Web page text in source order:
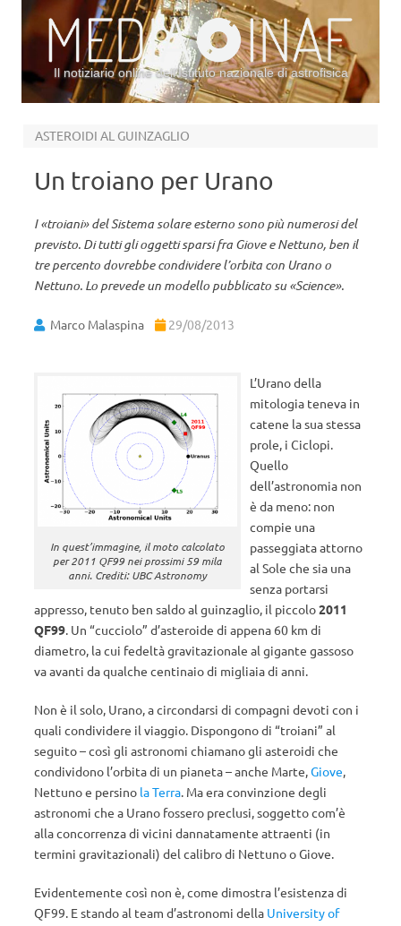
Il notiziario online dell’Istituto nazionale di astrofisica
ASTEROIDI AL GUINZAGLIO
Un troiano per Urano
I «troiani» del Sistema solare esterno sono più numerosi del
previsto. Di tutti gli oggetti sparsi fra Giove e Nettuno, ben il
tre percento dovrebbe condividere l’orbita con Urano o
Nettuno. Lo prevede un modello pubblicato su «Science».
Marco Malaspina 29/08/2013
In quest’immagine, il moto calcolato
per 2011 QF99 nei prossimi 59 mila
anni. Crediti: UBC Astronomy
L’Urano della
mitologia teneva in
catene la sua stessa
prole, i Ciclopi.
Quello
dell’astronomia non
è da meno: non
compie una
passeggiata attorno
al Sole che sia una
senza portarsi
appresso, tenuto ben saldo al guinzaglio, il piccolo2011
QF99. Un “cucciolo” d’asteroide di appena 60 km di
diametro, la cui fedeltà gravitazionale al gigante gassoso
va avanti da qualche centinaio di migliaia di anni.
Non è il solo, Urano, a circondarsi di compagni devoti con i
quali condividere il viaggio. Dispongono di “troiani” al
seguito – così gli astronomi chiamano gli asteroidi che
condividono l’orbita di un pianeta – anche Marte,Giove,
Nettuno e persino la Terra. Ma era convinzione degli
astronomi che a Urano fossero preclusi, soggetto com’è
alla concorrenza di vicini dannatamente attraenti (in
termini gravitazionali) del calibro di Nettuno o Giove.
Evidentemente così non è, come dimostra l’esistenza di
QF99. E stando al team d’astronomi della University of